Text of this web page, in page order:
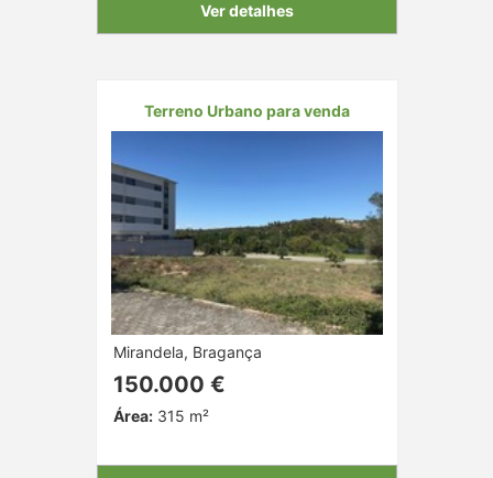
Ver detalhes
Terreno Urbano para venda
Mirandela, Bragança
150.000 €
Área:315 m²